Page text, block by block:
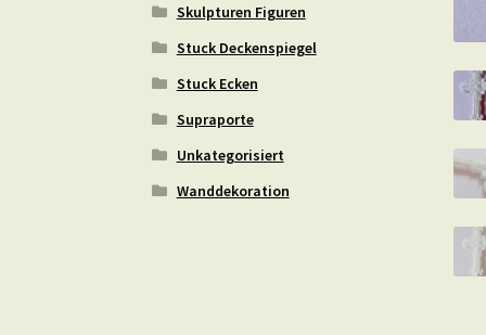
Skulpturen Figuren
Stuck Deckenspiegel
Stuck Ecken
Supraporte
Unkategorisiert
Wanddekoration